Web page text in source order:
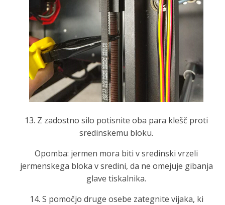
13. Z zadostno silo potisnite oba para klešč proti
sredinskemu bloku.
Opomba: jermen mora biti v sredinski vrzeli
jermenskega bloka v sredini, da ne omejuje gibanja
glave tiskalnika.
14. S pomočjo druge osebe zategnite vijaka, ki